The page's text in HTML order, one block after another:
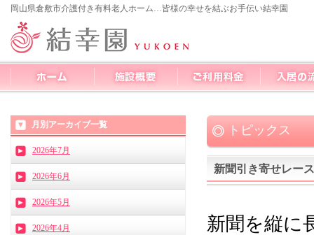
岡山県倉敷市介護付き有料老人ホーム…皆様の幸せを結ぶお手伝い結幸園
トピックス
新聞引き寄せレース
新聞を縦に
月別アーカイブ一覧
2026年7月
2026年6月
2026年5月
2026年4月